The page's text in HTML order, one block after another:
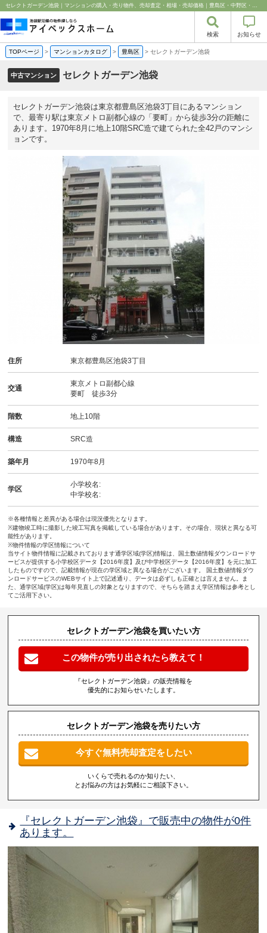
セレクトガーデン池袋｜マンションの購入・売り物件、売却査定・相場・売却価格｜豊島区・中野区・新宿区の中古マンション・リノベーション情報なら池袋のアイベックスホーム！
検索 お知らせ
TOPページ > マンションカタログ > 豊島区 > セレクトガーデン池袋
中古マンション セレクトガーデン池袋
セレクトガーデン池袋は東京都豊島区池袋3丁目にあるマンション
で、最寄り駅は東京メトロ副都心線の「要町」から徒歩3分の距離に
あります。1970年8月に地上10階SRC造で建てられた全42戸のマンシ
ョンです。
住所 東京都豊島区池袋3丁目
交通
東京メトロ副都心線
要町 徒歩3分
階数 地上10階
構造 SRC造
築年月 1970年8月
学区
小学校名:
中学校名:
※各種情報と差異がある場合は現況優先となります。
※建物竣工時に撮影した竣工写真を掲載している場合があります。その場合、現状と異なる可
能性があります。
※物件情報の学区情報について
当サイト物件情報に記載されております通学区域(学区)情報は、国土数値情報ダウンロードサ
ービスが提供する小学校区データ【2016年度】及び中学校区データ【2016年度】を元に加工
したものですので、記載情報が現在の学区域と異なる場合がございます。 国土数値情報ダウ
ンロードサービスのWEBサイト上で記述通り、データは必ずしも正確とは言えません。ま
た、通学区域(学区)は毎年見直しの対象となりますので、そちらを踏まえ学区情報は参考とし
てご活用下さい。
セレクトガーデン池袋を買いたい方
この物件が売り出されたら教えて！
『セレクトガーデン池袋』の販売情報を
優先的にお知らせいたします。
セレクトガーデン池袋を売りたい方
今すぐ無料売却査定をしたい
いくらで売れるのか知りたい、
とお悩みの方はお気軽にご相談下さい。
『セレクトガーデン池袋』で販売中の物件が0件
あります。